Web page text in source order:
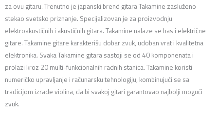
za ovu gitaru. Trenutno je japanski brend gitara Takamine zasluženo
stekao svetsko priznanje. Specijalizovan je za proizvodnju
elektroakustičnih i akustičnih gitara. Takamine nalaze se bas i električne
gitare. Takamine gitare karakterišu dobar zvuk, udoban vrat i kvalitetna
elektronika. Svaka Takamine gitara sastoji se od 40 komponenata i
prolazi kroz 20 multi-funkcionalnih radnih stanica. Takamine koristi
numeričko upravljanje i računarsku tehnologiju, kombinujući se sa
tradicijom izrade violina, da bi svakoj gitari garantovao najbolji mogući
zvuk.